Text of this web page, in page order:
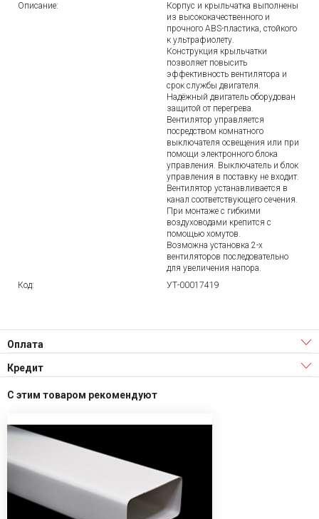
Описание:
Корпус и крыльчатка выполнены
из высококачественного и
прочного ABS-пластика, стойкого
к ультрафиолету.
Конструкция крыльчатки
позволяет повысить
эффективность вентилятора и
срок службы двигателя.
Надёжный двигатель оборудован
защитой от перегрева.
Вентилятор управляется
посредством комнатного
выключателя освещения или при
помощи электронного блока
управления. Выключатель и блок
управления в поставку не входит.
Вентилятор устанавливается в
канал соответствующего сечения.
При монтаже с гибкими
воздуховодами крепится с
помощью хомутов.
Возможна установка 2-х
вентиляторов последовательно
для увеличения напора.
Код:
УТ-00017419
Оплата
Кредит
С этим товаром рекомендуют